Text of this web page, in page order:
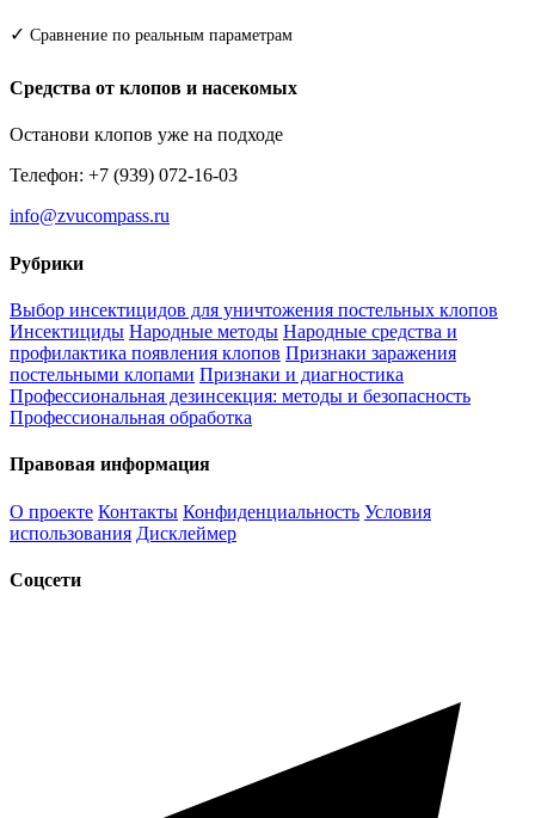
✓ Сравнение по реальным параметрам
Средства от клопов и насекомых
Останови клопов уже на подходе
Телефон: +7 (939) 072-16-03
info@zvucompass.ru
Рубрики
Выбор инсектицидов для уничтожения постельных клопов
Инсектициды Народные методы Народные средства и
профилактика появления клопов Признаки заражения
постельными клопами Признаки и диагностика
Профессиональная дезинсекция: методы и безопасность
Профессиональная обработка
Правовая информация
О проекте Контакты Конфиденциальность Условия
использования Дисклеймер
Соцсети